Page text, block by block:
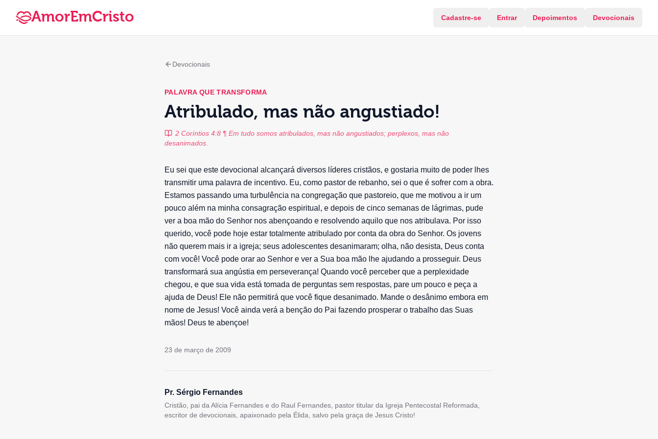
AmorEmCristo Cadastre-se Entrar Depoimentos Devocionais
Devocionais
PALAVRA QUE TRANSFORMA
Atribulado, mas não angustiado!
2 Coríntios 4:8 ¶ Em tudo somos atribulados, mas não angustiados; perplexos, mas não
desanimados.
Eu sei que este devocional alcançará diversos líderes cristãos, e gostaria muito de poder lhes
transmitir uma palavra de incentivo. Eu, como pastor de rebanho, sei o que é sofrer com a obra.
Estamos passando uma turbulência na congregação que pastoreio, que me motivou a ir um
pouco além na minha consagração espiritual, e depois de cinco semanas de lágrimas, pude
ver a boa mão do Senhor nos abençoando e resolvendo aquilo que nos atribulava. Por isso
querido, você pode hoje estar totalmente atribulado por conta da obra do Senhor. Os jovens
não querem mais ir a igreja; seus adolescentes desanimaram; olha, não desista, Deus conta
com você! Você pode orar ao Senhor e ver a Sua boa mão lhe ajudando a prosseguir. Deus
transformará sua angústia em perseverança! Quando você perceber que a perplexidade
chegou, e que sua vida está tomada de perguntas sem respostas, pare um pouco e peça a
ajuda de Deus! Ele não permitirá que você fique desanimado. Mande o desânimo embora em
nome de Jesus! Você ainda verá a benção do Pai fazendo prosperar o trabalho das Suas
mãos! Deus te abençoe!
23 de março de 2009
Pr. Sérgio Fernandes
Cristão, pai da Alícia Fernandes e do Raul Fernandes, pastor titular da Igreja Pentecostal Reformada,
escritor de devocionais, apaixonado pela Élida, salvo pela graça de Jesus Cristo!